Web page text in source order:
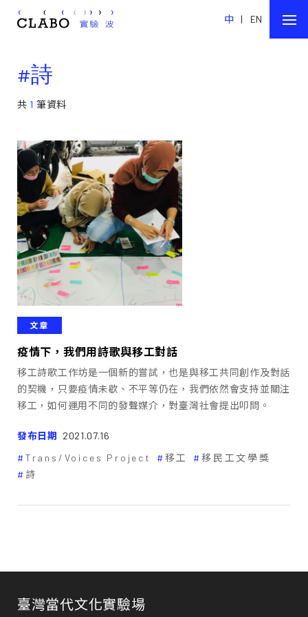
中 | EN
#詩
共 1 筆資料
文章
疫情下，我們用詩歌與移工對話
移工詩歌工作坊是一個新的嘗試，也是與移工共同創作及對話
的契機，只要疫情未歇、不平等仍在，我們依然會支持並關注
移工，如何運用不同的發聲媒介，對臺灣社會提出叩問。
發布日期 2021.07.16
Trans/Voices Project
移工
移民工文學獎
詩
臺灣當代文化實驗場